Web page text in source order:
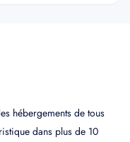
hébergements de tous
dans plus de 10